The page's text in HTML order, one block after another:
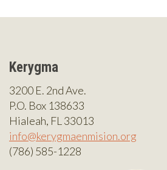
Kerygma
3200 E. 2nd Ave.
P.O. Box 138633
Hialeah, FL 33013
info@kerygmaenmision.org
(786) 585-1228